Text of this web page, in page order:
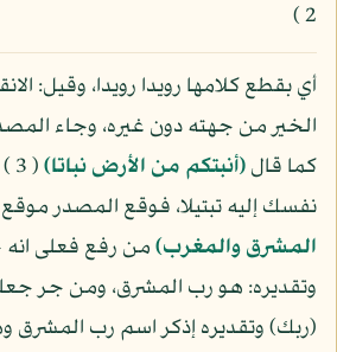
2 )
أي بقطع كلامها رويدا رويدا، وقيل:
الخير من جهته دون غيره، وجاء
كما قال(أنبتكم من الأرض نباتا)
(
نفسك إليه تبتيلا، فوقع المصدر
المشرق والمغرب)من رفع فعلى
وتقديره: هو رب المشرق، ومن جر
(ربك) وتقديره إذكر اسم رب